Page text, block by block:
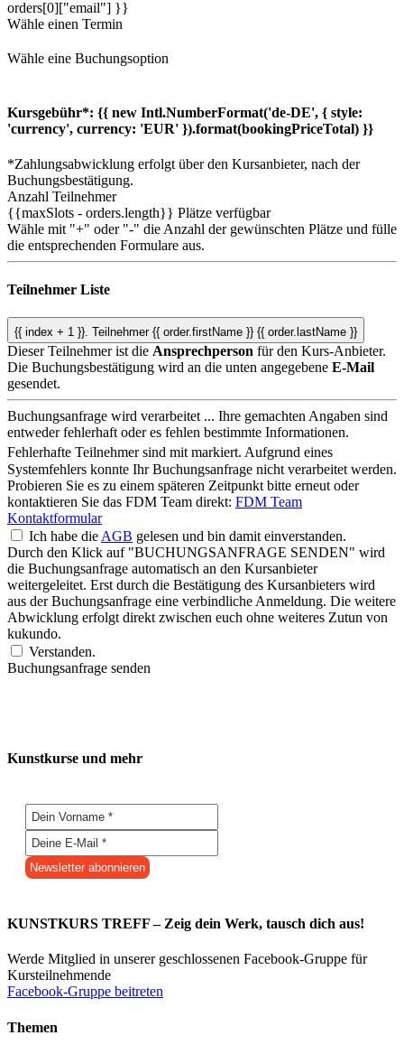
orders[0]["email"] }}
Wähle einen Termin
Wähle eine Buchungsoption
Kursgebühr*: {{ new Intl.NumberFormat('de-DE', { style:
'currency', currency: 'EUR' }).format(bookingPriceTotal) }}
*Zahlungsabwicklung erfolgt über den Kursanbieter, nach der
Buchungsbestätigung.
Anzahl Teilnehmer
{{maxSlots - orders.length}} Plätze verfügbar
Wähle mit "+" oder "-" die Anzahl der gewünschten Plätze und fülle
die entsprechenden Formulare aus.
Teilnehmer Liste
{{ index + 1 }}. Teilnehmer {{ order.firstName }} {{ order.lastName }}
Dieser Teilnehmer ist die Ansprechperson für den Kurs-Anbieter.
Die Buchungsbestätigung wird an die unten angegebene E-Mail
gesendet.
Buchungsanfrage wird verarbeitet ... Ihre gemachten Angaben sind
entweder fehlerhaft oder es fehlen bestimmte Informationen.
Fehlerhafte Teilnehmer sind mitmarkiert. Aufgrund eines
Systemfehlers konnte Ihr Buchungsanfrage nicht verarbeitet werden.
Probieren Sie es zu einem späteren Zeitpunkt bitte erneut oder
kontaktieren Sie das FDM Team direkt: FDM Team
Kontaktformular
Ich habe dieAGB gelesen und bin damit einverstanden.
Durch den Klick auf "BUCHUNGSANFRAGE SENDEN" wird
die Buchungsanfrage automatisch an den Kursanbieter
weitergeleitet. Erst durch die Bestätigung des Kursanbieters wird
aus der Buchungsanfrage eine verbindliche Anmeldung. Die weitere
Abwicklung erfolgt direkt zwischen euch ohne weiteres Zutun von
kukundo.
Verstanden.
Buchungsanfrage senden
Kunstkurse und mehr
KUNSTKURS TREFF – Zeig dein Werk, tausch dich aus!
Werde Mitglied in unserer geschlossenen Facebook-Gruppe für
Kursteilnehmende
Facebook-Gruppe beitreten
Themen